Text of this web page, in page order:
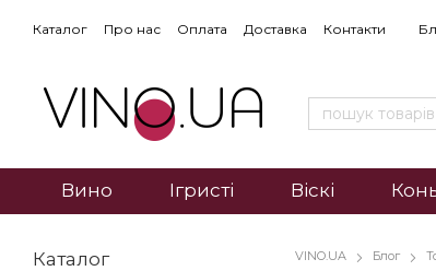
Каталог Про нас Оплата Доставка Контакти
Вино Ігристі Віскі
VINO.UA Блог
Каталог